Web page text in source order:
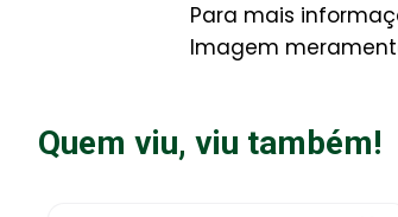
Para mais
Imagem
Quem viu, viu também!